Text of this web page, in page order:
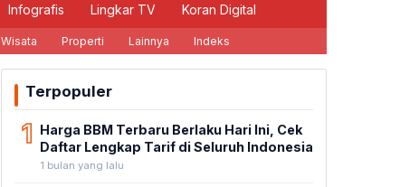
Infografis Lingkar TV Koran Digital
Wisata Properti Lainnya Indeks
Terpopuler
1 Harga BBM Terbaru Berlaku Hari Ini, Cek
Daftar Lengkap Tarif di Seluruh Indonesia
1 bulan yang lalu